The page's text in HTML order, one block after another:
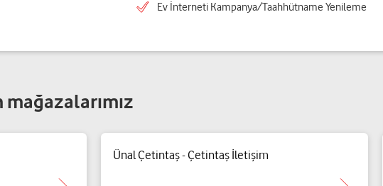
Ev İnterneti Kampanya/Taahhütname Yenileme
mağazalarımız
Ünal Çetintaş - Çetintaş İletişim